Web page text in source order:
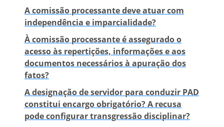
A comissão processante deve atuar com
independência e imparcialidade?
À comissão processante é assegurado o
acesso às repertições, informações e aos
documentos necessários à apuração dos
fatos?
A designação de servidor para conduzir PAD
constitui encargo obrigatório? A recusa
pode configurar transgressão disciplinar?